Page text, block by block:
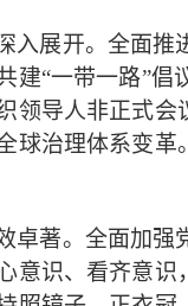
入展开。 全面推
建“一带一路”倡
领导人非正式会
球治理体系变革
卓著。 全面加强
意识、看齐意识